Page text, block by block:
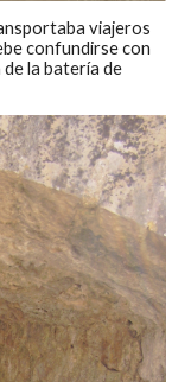
viajeros
confundirse con
la batería de